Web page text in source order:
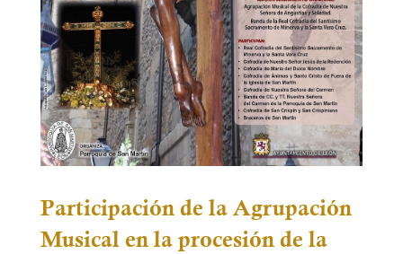
Participación de la Agrupación
Musical en la procesión de la